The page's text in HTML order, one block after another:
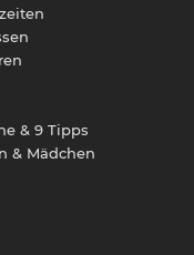
& 9 Tipps
& Mädchen